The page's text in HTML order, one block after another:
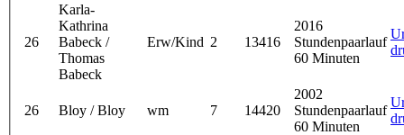
26
Karla-
Kathrina
Babeck /
Thomas
Babeck
Erw/Kind 2 13416
2016
Stundenpaarlauf
60 Minuten
26 Bloy / Bloy wm 7 14420
2002
Stundenpaarlauf
60 Minuten